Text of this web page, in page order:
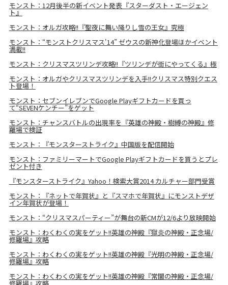
モンスト：12月後半の新イベント発表『スターダスト・エージェン
ト』
モンスト：オルガ攻略!!『聖夜に舞い降りし雪の王女』究極
モンスト：“モンストクリスマス'14” ゼウスの新神化登場ほかイベント
満載!!
モンスト：クリスマスツリンデ攻略!!『ツリンデが街にやってくる』極
モンスト：オルガやクリスマスツリンデを入手!!クリスマス特別クエス
ト登場！
モンスト：セブンイレブンでGoogle Playギフトカードを買っ
て“SEVENケンチー”をゲット
モンスト：チャンスバトルの出現率を『英雄の神殿・樹縛の神殿』修
羅場で検証
モンスト：『モンスターストライク』中国版を配信開始
モンスト：ファミリーマートでGoogle Playギフトカードを買うとプレ
ゼント付き
『モンスターストライク』Yahoo！検索大賞2014 カルチャー部門受賞
モンスト：『ネットで年賀状』と『スマホで年賀状』にモンストデザ
イン年賀状が登場！
モンスト：“クリスマスパーティー”が舞台の新CMが12/6より放映開始
モンスト：わくわくの実をゲット!!英雄の神殿『獄炎の神殿・正念場/
修羅場』攻略
モンスト：わくわくの実をゲット!!英雄の神殿『光明の神殿・正念場/
修羅場』攻略
モンスト：わくわくの実をゲット!!英雄の神殿『常闇の神殿・正念場/